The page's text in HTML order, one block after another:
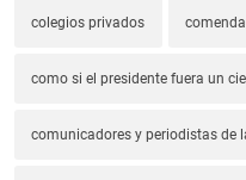
colegios privados
como si el presidente fuera un
comunicadores y periodistas de